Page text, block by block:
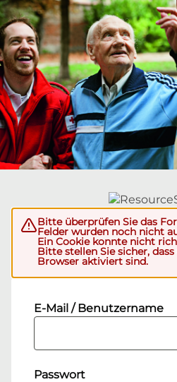
Bitte überprüfen Sie das
Felder wurden noch nicht
Ein Cookie konnte nicht
Bitte stellen Sie sicher,
Browser aktiviert sind.
E-Mail / Benutzername
Passwort